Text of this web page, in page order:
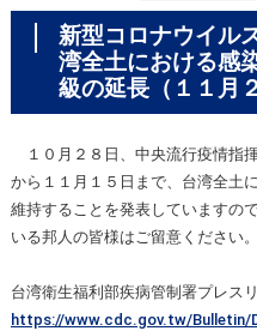
新型コロナウイル
湾全土における感
級の延長（１１月
１０月２８日、中央流行疫情指
から１１月１５日まで、台湾全土
維持することを発表していますの
いる邦人の皆様はご留意ください。
台湾衛生福利部疾病管制署プレス
https://www.cdc.gov.tw/Bulletin/